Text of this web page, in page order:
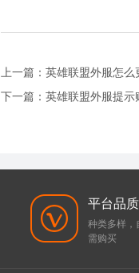
上一篇： 英雄联盟外服怎么
下一篇： 英雄联盟外服提示
平台品质
种类多样，
需购买